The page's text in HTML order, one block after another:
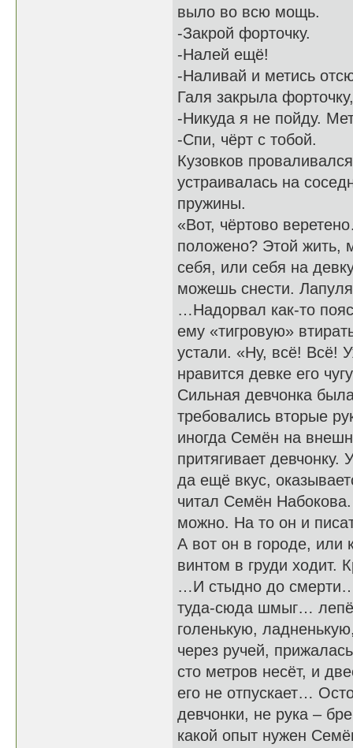
выло во всю мощь.
-Закрой форточку.
-Налей ещё!
-Наливай и метись
Галя закрыла
-Никуда я не пойду.
-Спи, чёрт с тобой.
Кузовков
устраивалась на
пружины.
«Вот, чёртово
положено? Этой жить,
себя, или себя на
можешь снести.
…Надорвал как-то
ему «тигровую»
устали. «Ну, всё! Всё!
нравится девке его
Сильная девчонка
требовались вторые
иногда Семён на
притягивает
да ещё вкус,
читал Семён
можно. На то он и
А вот он в городе, или
винтом в груди ходит.
…И стыдно до
туда-сюда шмыг…
голенькую,
через ручей,
сто метров несёт, и
его не отпускает…
девчонки, не рука –
какой опыт нужен